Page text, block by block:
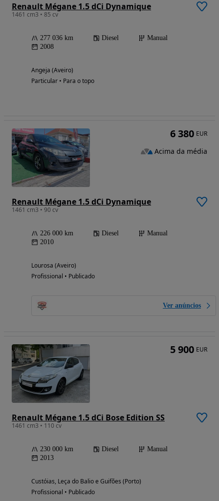
Renault Mégane 1.5 dCi Dynamique
1461 cm3 • 85 cv
277 036 km Diesel
Manual
2008
Angeja (Aveiro)
Particular • Para o topo
Renault Mégane 1.5 dCi Dynamique
1461 cm3 • 90 cv
226 000 km Diesel
Manual
2010
Lourosa (Aveiro)
Profissional • Publicado
Ver anúncios
6 380 EUR
Acima da média
Renault Mégane 1.5 dCi Bose Edition SS
1461 cm3 • 110 cv
230 000 km Diesel
Manual
2013
Custóias, Leça do Balio e Guifões (Porto)
Profissional • Publicado
5 900 EUR